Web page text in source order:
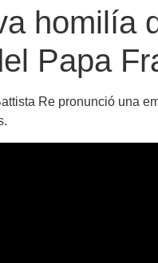
homilía
Papa
Re pronunció una